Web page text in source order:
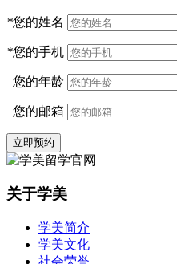
*您的姓名
*您的手机
您的年龄
您的邮箱
立即预约
关于学美
学美简介
学美文化
社会荣誉